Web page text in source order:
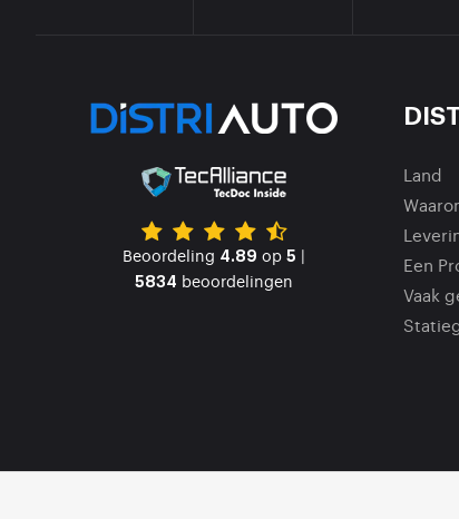
Beoordeling 4.89 op 5 |
5834 beoordelingen
Land
Een
Vaak